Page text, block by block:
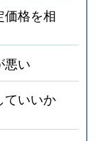
価格を相
悪い
ていいか